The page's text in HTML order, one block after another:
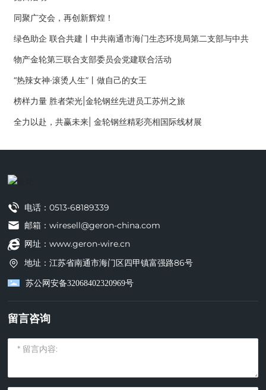
同聚广交会，再创新辉煌！
绿色助企 联合共建丨中共南通市海门生态环境局第二支部与中共
物产金轮第三联合支部委员会党建联合活动
“热辣女神·滚烫人生”丨做自己的女王
榜样力量 胜者荣光|金轮钢丝先进员工苏州之旅
全力以赴，共赢未来| 金轮钢丝精彩亮相国际线材展
电话：0513-68189339
邮箱：wiresell@geron-china.com
网址：www.geron-wire.cn
地址：江苏省南通市海门区四甲镇富强路86号
苏公网安备32068402320969号
留言咨询